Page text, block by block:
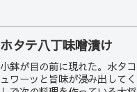
ホタテ八丁味噌漬け
小鉢が目の前に現れた。水タ
ュワーッと旨味が浸み出して